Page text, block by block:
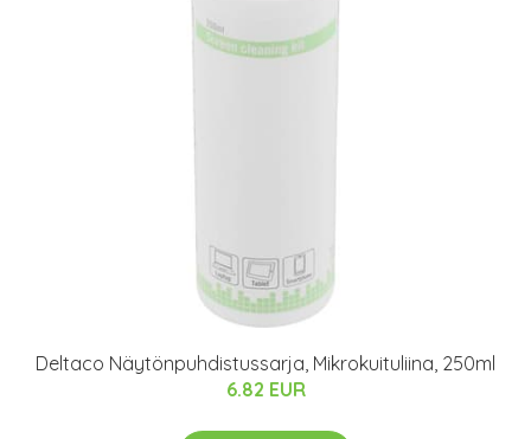
Deltaco Näytönpuhdistussarja, Mikrokuituliina, 250ml
6.82 EUR